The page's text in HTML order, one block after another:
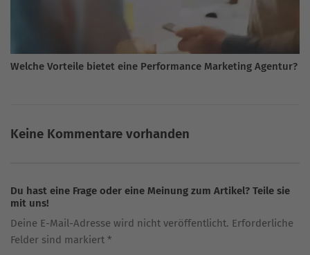
Welche Vorteile bietet eine Performance Marketing Agentur?
Keine Kommentare vorhanden
Du hast eine Frage oder eine Meinung zum Artikel? Teile sie
mit uns!
Deine E-Mail-Adresse wird nicht veröffentlicht. Erforderliche
Felder sind markiert *